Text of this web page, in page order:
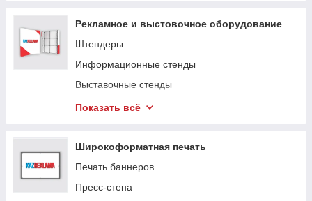
Рекламное и выстовочное оборудование
Штендеры
Информационные стенды
Выставочные стенды
POP UP
Промо-стойка
Урны для голосования, ящики для
Показать всё
Широкоформатная печать
Печать баннеров
Пресс-стена